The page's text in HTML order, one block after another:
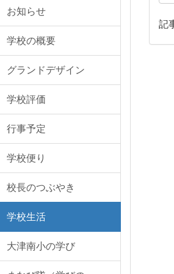
記
お知らせ
学校の概要
グランドデザイン
学校評価
行事予定
学校便り
校長のつぶやき
学校生活
大津南小の学び